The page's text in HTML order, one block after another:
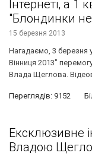
Інтернеті, а 1
"Блондинки
15 березня 2013
Нагадаємо, 3 березня
Вінниця 2013"
Влада Щеглова.
Переглядів: 9152
Ексклюзивне
Владою